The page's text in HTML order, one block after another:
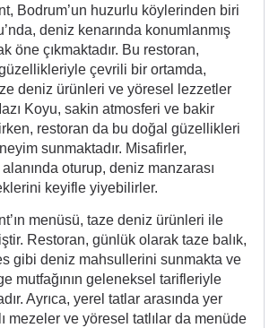
Bodrum’un huzurlu köylerinden biri
deniz kenarında konumlanmış
öne çıkmaktadır. Bu restoran,
çevrili bir ortamda,
deniz ürünleri ve yöresel lezzetler
Koyu, sakin atmosferi ve bakir
restoran da bu doğal güzellikleri
sunmaktadır. Misafirler,
alanında oturup, deniz manzarası
keyifle yiyebilirler.
menüsü, taze deniz ürünleri ile
Restoran, günlük olarak taze balık,
gibi deniz mahsullerini sunmakta ve
mutfağının geleneksel tarifleriyle
Ayrıca, yerel tatlar arasında yer
mezeler ve yöresel tatlılar da menüde